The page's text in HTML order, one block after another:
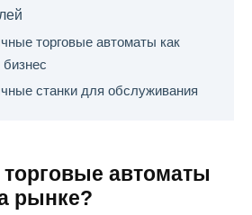
торговые автоматы как
станки для обслуживания
автоматы
рынке?